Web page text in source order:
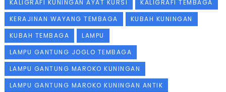
KALIGRAFI KUNINGAN AYAT KURSI
KALIGRAFI TEMBAGA
KERAJINAN WAYANG TEMBAGA
KUBAH KUNINGAN
KUBAH TEMBAGA
LAMPU
LAMPU GANTUNG JOGLO TEMBAGA
LAMPU GANTUNG MAROKO KUNINGAN
LAMPU GANTUNG MAROKO KUNINGAN ANTIK